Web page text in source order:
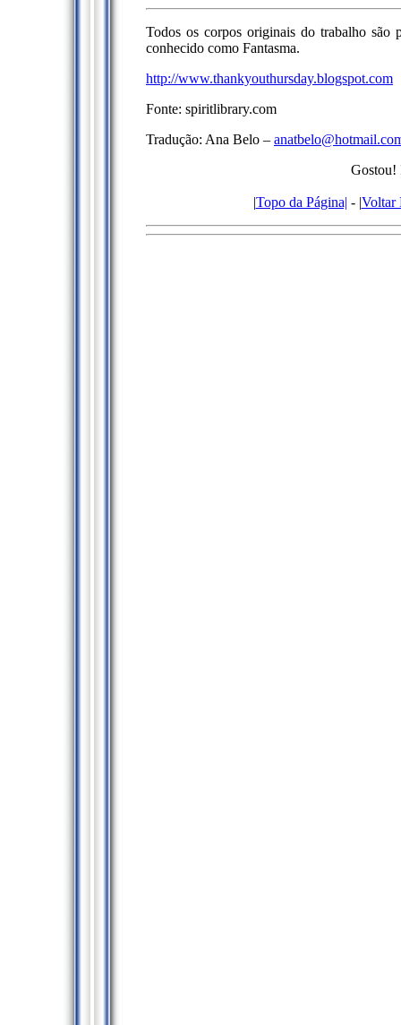
Todos os corpos originais do trabalho são
conhecido como Fantasma.
http://www.thankyouthursday.blogspot.com
Fonte: spiritlibrary.com
Tradução: Ana Belo –
Gostou!
|Topo da Página| - |Voltar